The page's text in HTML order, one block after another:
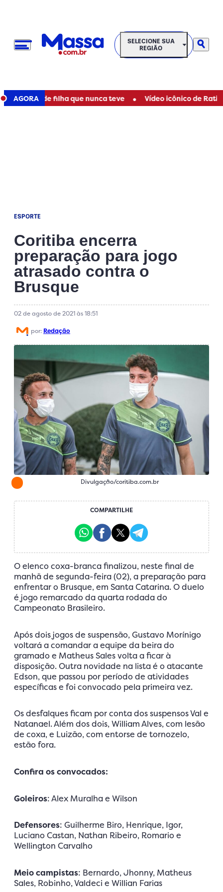
SELECIONE SUA REGIÃO
SELECIONE SUA
REGIÃO
AGORA
mãe de filha que nunca teve • Vídeo icônico de Ratinho
ESPORTE
Coritiba encerra
preparação para jogo
atrasado contra o
Brusque
02 de agosto de 2021 às 18:51
por: Redação
Divulgação/coritiba.com.br
COMPARTILHE
O elenco coxa-branca finalizou, neste final de
manhã de segunda-feira (02), a preparação para
enfrentar o Brusque, em Santa Catarina. O duelo
é jogo remarcado da quarta rodada do
Campeonato Brasileiro.
Após dois jogos de suspensão, Gustavo Morínigo
voltará a comandar a equipe da beira do
gramado e Matheus Sales volta a ficar à
disposição. Outra novidade na lista é o atacante
Edson, que passou por período de atividades
específicas e foi convocado pela primeira vez.
Os desfalques ficam por conta dos suspensos Val e
Natanael. Além dos dois, William Alves, com lesão
de coxa, e Luizão, com entorse de tornozelo,
estão fora.
Confira os convocados:
Goleiros: Alex Muralha e Wilson
Defensores: Guilherme Biro, Henrique, Igor,
Luciano Castan, Nathan Ribeiro, Romario e
Wellington Carvalho
Meio campistas: Bernardo, Jhonny, Matheus
Sales, Robinho, Valdeci e Willian Farias